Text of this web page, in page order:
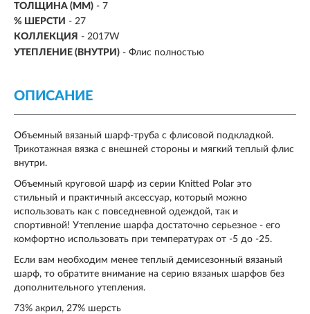
ТОЛЩИНА (ММ) - 7
% ШЕРСТИ - 27
КОЛЛЕКЦИЯ - 2017W
УТЕПЛЕНИЕ (ВНУТРИ) - Флис полностью
ОПИСАНИЕ
Объемный вязаный шарф-труба с флисовой подкладкой.
Трикотажная вязка с внешней стороны и мягкий теплый флис
внутри.
Объемный круговой шарф из серии Knitted Polar это
стильный и практичный аксессуар, который можно
использовать как с повседневной одеждой, так и
спортивной! Утепление шарфа достаточно серьезное - его
комфортно использовать при температурах от -5 до -25.
Если вам необходим менее теплый демисезонный вязаный
шарф, то обратите внимание на серию вязаных шарфов без
дополнительного утепления.
73% акрил, 27% шерсть